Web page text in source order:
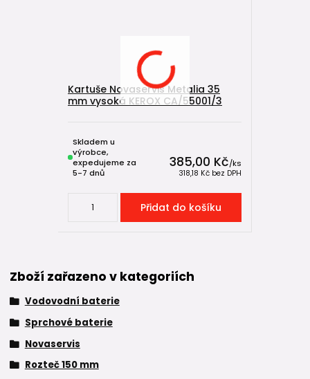
Kartuše Novaservis Metalia 35
mm vysoká KEROX CA/55001/3
385,00 Kč/ks
318,18 Kč bez DPH
Skladem u
výrobce,
expedujeme za
5-7 dnů
Přidat do košíku
Zboží zařazeno v kategoriích
Vodovodní baterie
Sprchové baterie
Novaservis
Rozteč 150 mm